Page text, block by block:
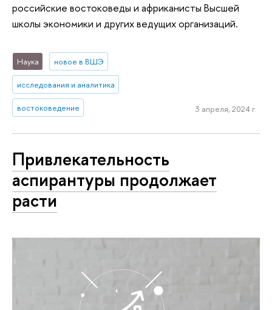
российские востоковеды и африканисты Высшей
школы экономики и других ведущих организаций.
Наука новое в ВШЭ
исследования и аналитика
востоковедение 3 апреля, 2024 г.
Привлекательность
аспирантуры продолжает
расти